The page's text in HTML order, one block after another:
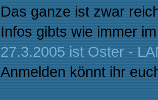
Das ganze ist zwar
Infos gibts wie immer
27.3.2005 ist Oster -
Anmelden könnt ihr